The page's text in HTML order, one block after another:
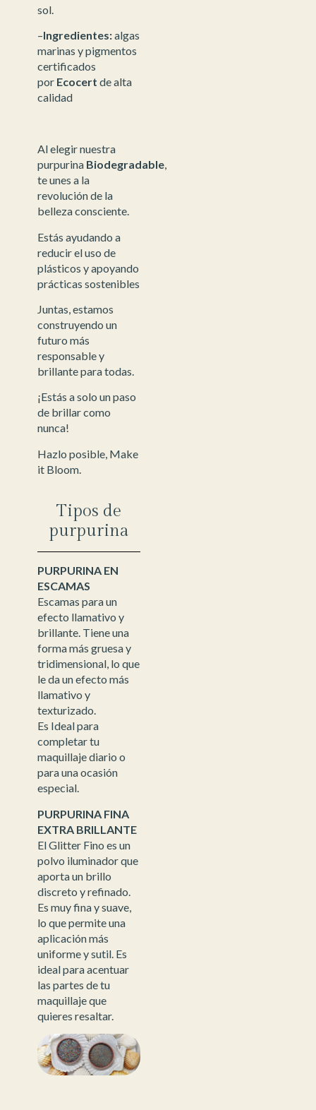
sol.
–Ingredientes:algas
marinas y pigmentos
certificados
porEcocert de alta
calidad
Al elegir nuestra
purpurina Biodegradable,
te unes a la
revolución de la
belleza consciente.
Estás ayudando a
reducir el uso de
plásticos y apoyando
prácticas sostenibles
Juntas, estamos
construyendo un
futuro más
responsable y
brillante para todas.
¡Estás a solo un paso
de brillar como
nunca!
Hazlo posible, Make
it Bloom.
Tipos de
purpurina
PURPURINA EN
ESCAMAS
Escamas para un
efecto llamativo y
brillante. Tiene una
forma más gruesa y
tridimensional, lo que
le da un efecto más
llamativo y
texturizado.
Es Ideal para
completar tu
maquillaje diario o
para una ocasión
especial.
PURPURINA FINA
EXTRA BRILLANTE
El Glitter Fino es un
polvo iluminador que
aporta un brillo
discreto y refinado.
Es muy fina y suave,
lo que permite una
aplicación más
uniforme y sutil. Es
ideal para acentuar
las partes de tu
maquillaje que
quieres resaltar.